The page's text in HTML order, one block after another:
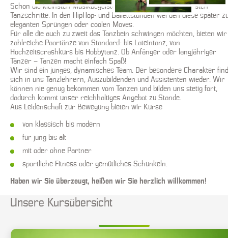
Schon die kleinsten Musikbegeisterten lernen bei uns die ersten
Tanzschritte. In den HipHop- und Ballettstunden werden diese später
eleganten Sprüngen oder coolen Moves.
Für alle die auch zu zweit das Tanzbein schwingen möchten, bieten wir
zahlreiche Paartänze von Standard- bis Lateintanz, von
Hochzeitscrashkurs bis Hobbytanz. Ob Anfänger oder langjähriger
Tänzer – Tanzen macht einfach Spaß!
Wir sind ein junges, dynamisches Team. Der besondere Charakter
sich in uns Tanzlehrern, Auszubildenden und Assistenten wieder. Wir
können nie genug bekommen vom Tanzen und bilden uns stetig fort,
dadurch kommt unser reichhaltiges Angebot zu Stande.
Aus Leidenschaft zur Bewegung bieten wir Kurse
von klassisch bis modern
für jung bis alt
mit oder ohne Partner
sportliche Fitness oder gemütliches Schunkeln.
Haben wir Sie überzeugt, heißen wir Sie herzlich willkommen!
Unsere Kursübersicht